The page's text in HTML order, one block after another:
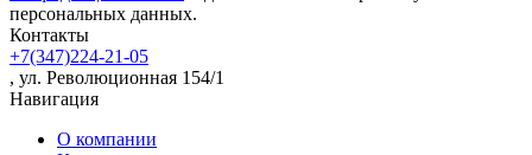
персональных данных.
Контакты
+7(347)224-21-05
, ул. Революционная 154/1
Навигация
О компании